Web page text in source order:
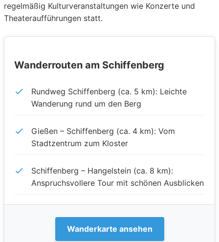
regelmäßig Kulturveranstaltungen wie Konzerte und
Theateraufführungen statt.
Wanderrouten am Schiffenberg
Rundweg Schiffenberg (ca. 5 km): Leichte
Wanderung rund um den Berg
Gießen – Schiffenberg (ca. 4 km): Vom
Stadtzentrum zum Kloster
Schiffenberg – Hangelstein (ca. 8 km):
Anspruchsvollere Tour mit schönen Ausblicken
Wanderkarte ansehen